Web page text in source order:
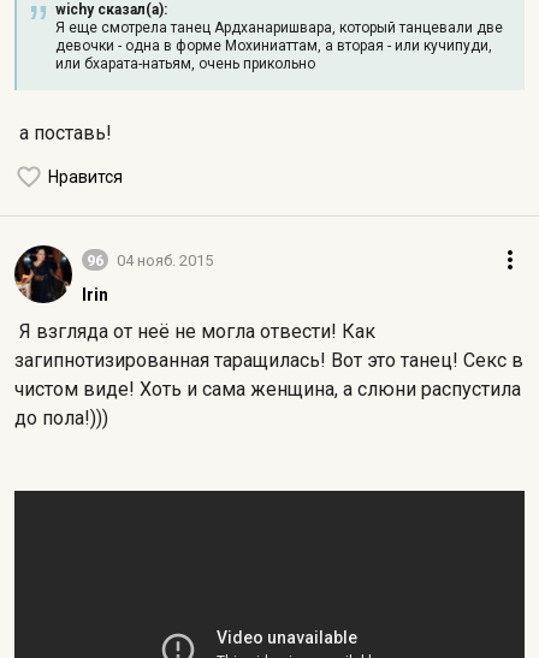
wichy сказал(а):
Я еще смотрела танец Ардханаришвара, который танцевали две
девочки - одна в форме Мохиниаттам, а вторая - или кучипуди,
или бхарата-натьям, очень прикольно
а поставь!
Нравится
96 04 нояб. 2015
Irin
Я взгляда от неё не могла отвести! Как
загипнотизированная таращилась! Вот это танец! Секс в
чистом виде! Хоть и сама женщина, а слюни распустила
до пола!)))